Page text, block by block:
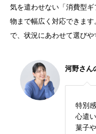
気を遣わせない「消費型
物まで幅広く対応できま
で、状況にあわせて選びや
河野さん
特別
心遣
菓子